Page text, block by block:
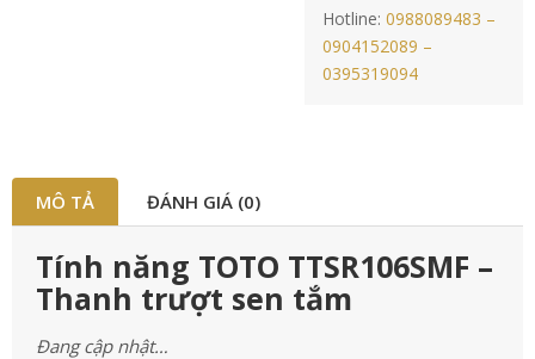
Hotline:0988089483 –
0904152089 –
0395319094
MÔ TẢ ĐÁNH GIÁ (0)
Tính năng TOTO TTSR106SMF –
Thanh trượt sen tắm
Đang cập nhật…